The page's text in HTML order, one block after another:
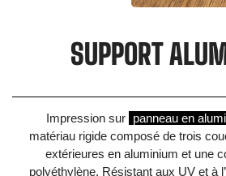
SUPPORT
Impression sur panneau en
matériau rigide composé de trois
extérieures en aluminium et une
polyéthylène. Résistant aux UV et à